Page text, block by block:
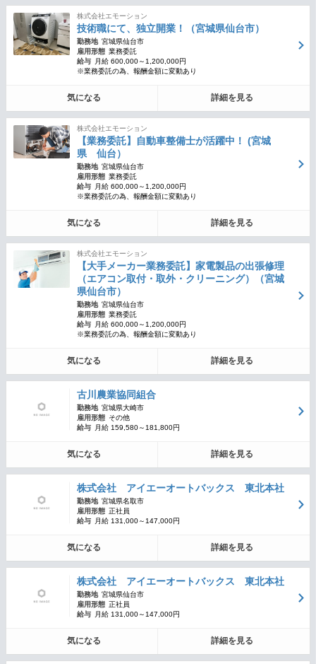
株式会社エモーション
技術職にて、独立開業！（宮城県仙台市）
勤務地 宮城県仙台市
雇用形態 業務委託
給与
月給 600,000～1,200,000円
※業務委託の為、報酬金額に変動あり
気になる 詳細を見る
株式会社エモーション
【業務委託】自動車整備士が活躍中！ (宮城
県 仙台）
勤務地 宮城県仙台市
雇用形態 業務委託
給与
月給 600,000～1,200,000円
※業務委託の為、報酬金額に変動あり
気になる 詳細を見る
株式会社エモーション
【大手メーカー業務委託】家電製品の出張修理
（エアコン取付・取外・クリーニング）（宮城
県仙台市）
勤務地 宮城県仙台市
雇用形態 業務委託
給与
月給 600,000～1,200,000円
※業務委託の為、報酬金額に変動あり
気になる 詳細を見る
古川農業協同組合
勤務地 宮城県大崎市
雇用形態 その他
給与
月給 159,580～181,800円
気になる 詳細を見る
株式会社 アイエーオートバックス 東北本社
勤務地 宮城県名取市
雇用形態 正社員
給与
月給 131,000～147,000円
気になる 詳細を見る
株式会社 アイエーオートバックス 東北本社
勤務地 宮城県仙台市
雇用形態 正社員
給与
月給 131,000～147,000円
気になる 詳細を見る